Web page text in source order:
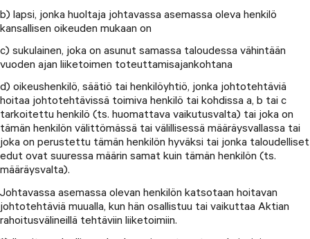
b) lapsi, jonka huoltaja johtavassa asemassa oleva henkilö
kansallisen oikeuden mukaan on
c) sukulainen, joka on asunut samassa taloudessa vähintään
vuoden ajan liiketoimen toteuttamisajankohtana
d) oikeushenkilö, säätiö tai henkilöyhtiö, jonka johtotehtäviä
hoitaa johtotehtävissä toimiva henkilö tai kohdissa a, b tai c
tarkoitettu henkilö (ts. huomattava vaikutusvalta) tai joka on
tämän henkilön välittömässä tai välillisessä määräysvallassa tai
joka on perustettu tämän henkilön hyväksi tai jonka taloudelliset
edut ovat suuressa määrin samat kuin tämän henkilön (ts.
määräysvalta).
Johtavassa asemassa olevan henkilön katsotaan hoitavan
johtotehtäviä muualla, kun hän osallistuu tai vaikuttaa Aktian
rahoitusvälineillä tehtäviin liiketoimiin.